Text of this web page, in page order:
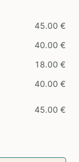
45.00 €
40.00 €
18.00 €
40.00 €
45.00 €